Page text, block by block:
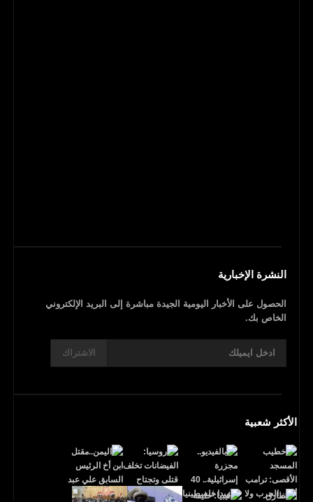
النشرة الإخبارية
الحصول على الأخبار اليومية الجيدة مباشرة إلى البريد الإلكتروني
الخاص بك.
الاشتراك
الأكثر شعبية